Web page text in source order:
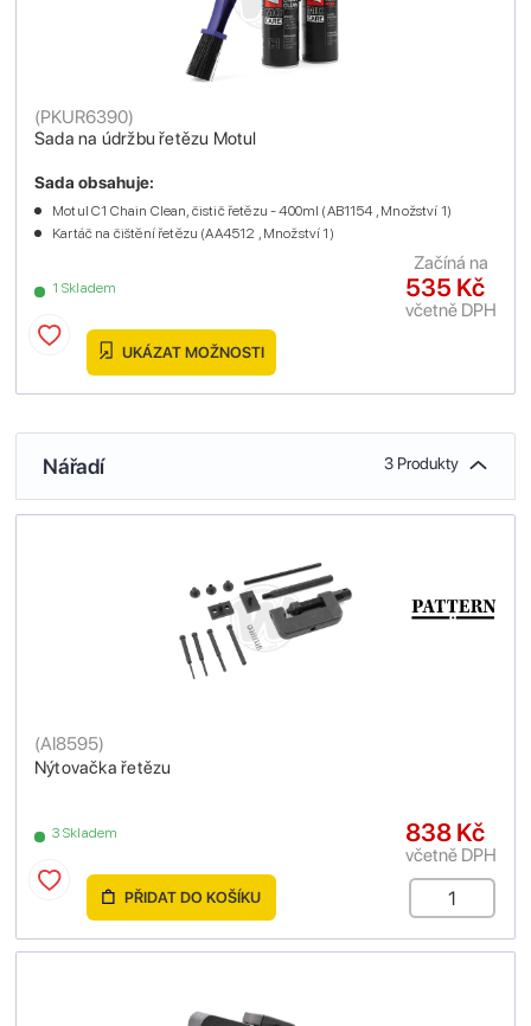
Sada na údržbu řetězu Motul
(PKUR6390)
1 Skladem
Sada obsahuje:
Motul C1 Chain Clean, čistič řetězu - 400ml (AB1154 , Množství 1)
Kartáč na čištění řetězu (AA4512 , Množství 1)
535 Kč
včetně DPH
Začíná na
UKÁZAT MOŽNOSTI
Nářadí 3 Produkty
Nýtovačka řetězu
(AI8595)
3 Skladem 838 Kč
včetně DPH
PŘIDAT DO KOŠÍKU